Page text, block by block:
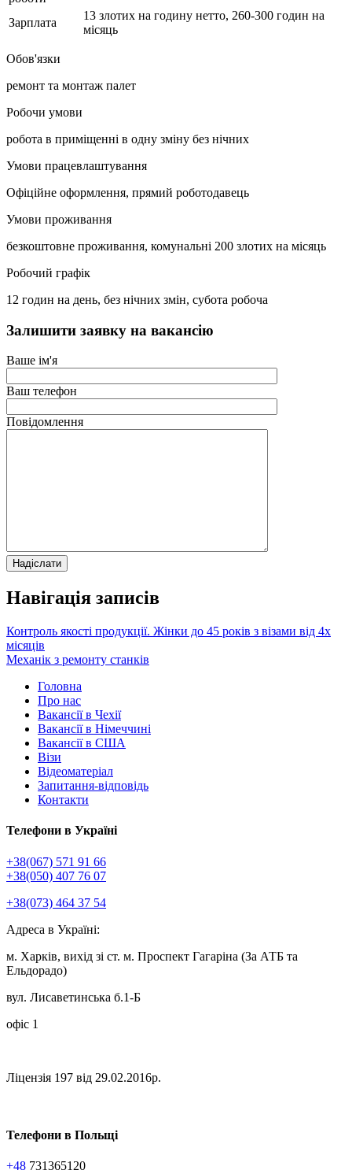
Зарплата
13 злотих на годину нетто, 260-300 годин на
місяць
Обов'язки
ремонт та монтаж палет
Робочи умови
робота в приміщенні в одну зміну без нічних
Умови працевлаштування
Офіційне оформлення, прямий роботодавець
Умови проживання
безкоштовне проживання, комунальні 200 злотих на місяць
Робочий графік
12 годин на день, без нічних змін, субота робоча
Залишити заявку на вакансію
Ваше ім'я
Ваш телефон
Повідомлення
Навігація записів
Контроль якості продукції. Жінки до 45 років з візами від 4х
місяців
Механік з ремонту станків
Головна
Про нас
Вакансії в Чехії
Вакансії в Німеччині
Вакансії в США
Візи
Відеоматеріал
Запитання-відповідь
Контакти
Телефони в Україні
+38(067) 571 91 66
+38(050) 407 76 07
+38(073) 464 37 54
Адреса в Україні:
м. Харків, вихід зі ст. м. Проспект Гагаріна (За АТБ та
Ельдорадо)
вул. Лисаветинська б.1-Б
офіс 1
Ліцензія 197 від 29.02.2016р.
Телефони в Польщі
+48 731365120